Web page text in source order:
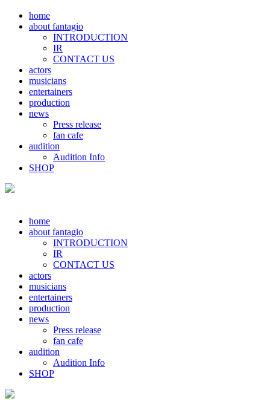
home
about fantagio
INTRODUCTION
IR
CONTACT US
actors
musicians
entertainers
production
news
Press release
fan cafe
audition
Audition Info
SHOP
home
about fantagio
INTRODUCTION
IR
CONTACT US
actors
musicians
entertainers
production
news
Press release
fan cafe
audition
Audition Info
SHOP